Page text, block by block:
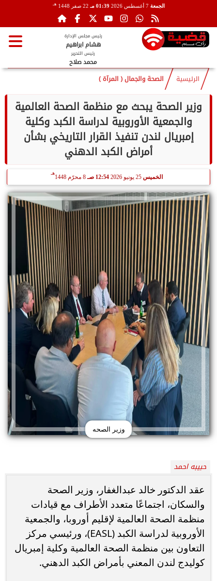
الجمعة 7 أغسطس 2026 01:39 مـ 22 صفر 1448 هـ
رئيس مجلس الإدارة
هشام ابراهيم
رئيس التحرير
محمد صلاح
الرئيسية الصحة والجمال ( المرآة )
وزير الصحة يبحث مع منظمة الصحة العالمية
والجمعية الأوروبية لدراسة الكبد وكلية
إمبريال لندن تنفيذ القرار التاريخي بشأن
أمراض الكبد الدهني
الخميس 25 يونيو 2026 12:54 صـ 8 محرّم 1448
هـ
وزير الصحه
حبيبه احمد
عقد الدكتور خالد عبدالغفار، وزير الصحة
والسكان، اجتماعًا متعدد الأطراف مع قيادات
منظمة الصحة العالمية لإقليم أوروبا، والجمعية
الأوروبية لدراسة الكبد (EASL)، ورئيسي مركز
التعاون بين منظمة الصحة العالمية وكلية إمبريال
كوليدج لندن المعني بأمراض الكبد الدهني.